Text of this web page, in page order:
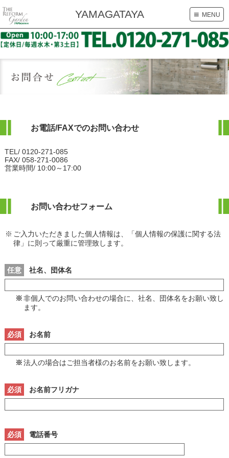
YAMAGATAYA ≡ MENU
HOME 初めての方へ
サービスの流れ
イベント案内
人材募集
お電話/FAXでのお問い合わせ
TEL/ 0120-271-085
FAX/ 058-271-0086
営業時間/ 10:00～17:00
お問い合わせフォーム
※ ご入力いただきました個人情報は、「個人情報の保護に関する法
律」に則って厳重に管理致します。
任意 社名、団体名
※非個人でのお問い合わせの場合に、社名、団体名をお願い致し
ます。
必須 お名前
※法人の場合はご担当者様のお名前をお願い致します。
必須 お名前フリガナ
必須 電話番号